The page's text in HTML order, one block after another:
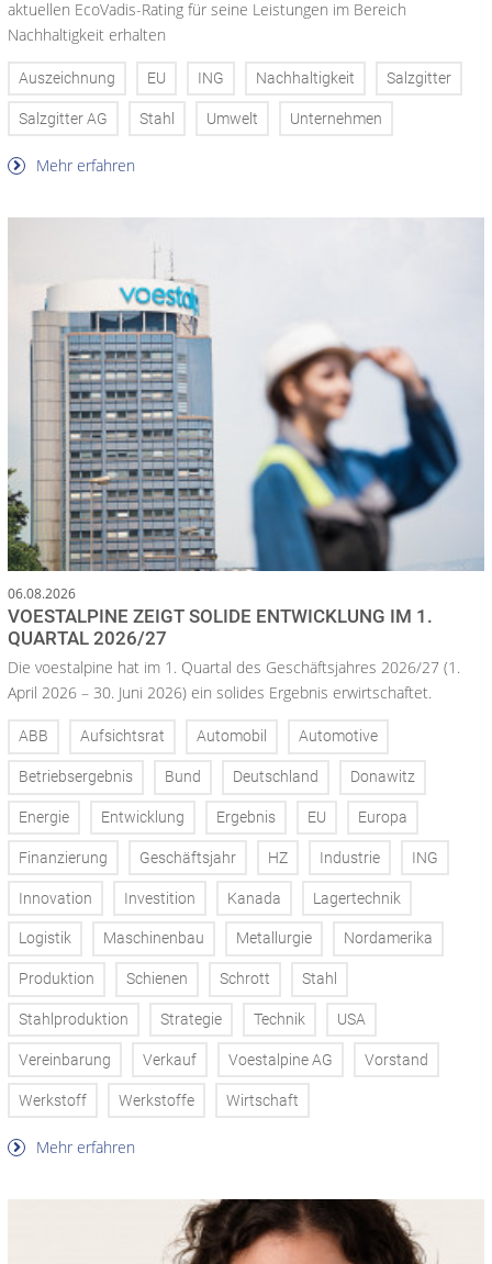
aktuellen EcoVadis-Rating für seine Leistungen im Bereich
Nachhaltigkeit erhalten
Auszeichnung EU ING Nachhaltigkeit Salzgitter
Salzgitter AG Stahl Umwelt Unternehmen
Mehr erfahren
06.08.2026
VOESTALPINE ZEIGT SOLIDE ENTWICKLUNG IM 1.
QUARTAL 2026/27
Die voestalpine hat im 1. Quartal des Geschäftsjahres 2026/27 (1.
April 2026 – 30. Juni 2026) ein solides Ergebnis erwirtschaftet.
ABB Aufsichtsrat Automobil Automotive
Betriebsergebnis Bund Deutschland Donawitz
Energie Entwicklung Ergebnis EU Europa
Finanzierung Geschäftsjahr HZ Industrie ING
Innovation Investition Kanada Lagertechnik
Logistik Maschinenbau Metallurgie Nordamerika
Produktion Schienen Schrott Stahl
Stahlproduktion Strategie Technik USA
Vereinbarung Verkauf Voestalpine AG Vorstand
Werkstoff Werkstoffe Wirtschaft
Mehr erfahren